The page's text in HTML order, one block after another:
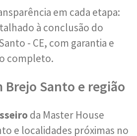
em cada etapa:
à conclusão do
- CE, com garantia e
completo.
Brejo Santo e região
da Master House
e localidades próximas no